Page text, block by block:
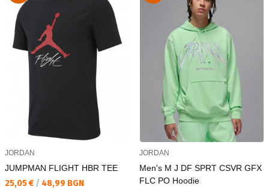
JORDAN
JUMPMAN FLIGHT HBR TEE
Текуща цена:
25,05 € / 48,99 BGN
JORDAN
Men's M J DF SPRT CSVR GFX
FLC PO Hoodie